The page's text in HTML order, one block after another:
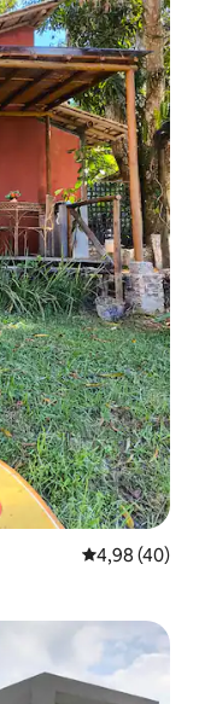
Средна
4,98 (40)